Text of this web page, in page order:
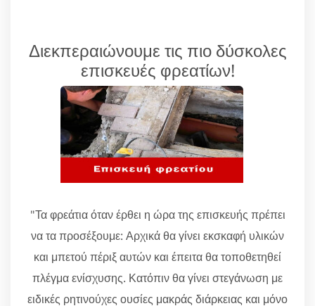
Διεκπεραιώνουμε τις πιο δύσκολες
επισκευές φρεατίων!
"Τα φρεάτια όταν έρθει η ώρα της επισκευής πρέπει
να τα προσέξουμε: Αρχικά θα γίνει εκσκαφή υλικών
και μπετού πέριξ αυτών και έπειτα θα τοποθετηθεί
πλέγμα ενίσχυσης. Κατόπιν θα γίνει στεγάνωση με
ειδικές ρητινούχες ουσίες μακράς διάρκειας και μόνο